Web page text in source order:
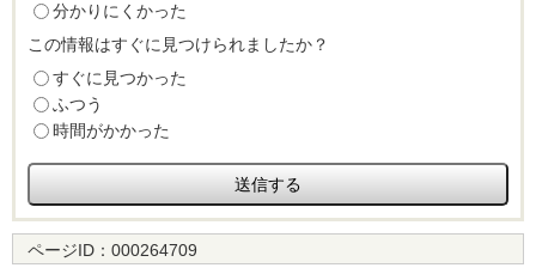
分かりにくかった
この情報はすぐに見つけられましたか？
すぐに見つかった
ふつう
時間がかかった
ページID： 000264709